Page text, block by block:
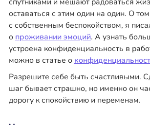
оставаться с этим один на один. О
с собственным беспокойством, я
о проживании эмоций. А узнать
устроена конфиденциальность в
можно в статье о
Разрешите себе быть счастливыми.
шаг бывает страшно, но именно он
дорогу к спокойствию и переменам.